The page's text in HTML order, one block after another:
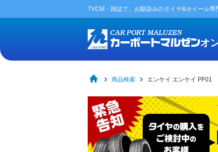
TVCM・雑誌で、お馴染みのタイヤ&ホイール専
オ
商品検索 エンケイ エンケイ PF01